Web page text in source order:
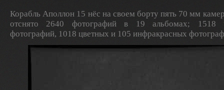
Корабль Аполлон 15 нёс на своем борту пять 70 мм
отснято 2640 фотографий в 19 альбомах; 1518
фотографий, 1018 цветных и 105 инфракрасных